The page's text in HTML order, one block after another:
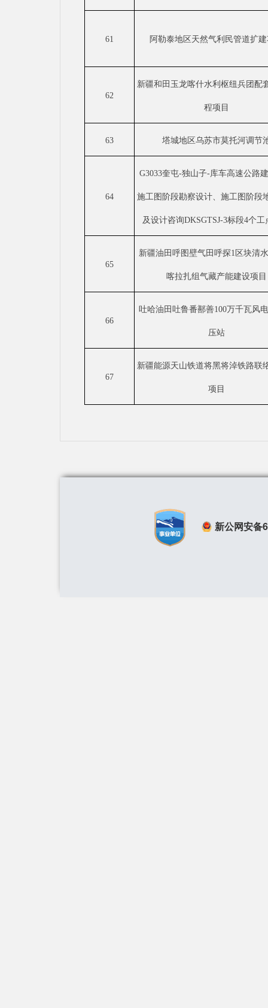
61 阿勒泰地区天然气利民管道扩
62
新疆和田玉龙喀什水利枢纽兵团配
程项目
63 塔城地区乌苏市莫托河调节
64
G3033奎屯-独山子-库车高速公路
施工图阶段勘察设计、施工图阶段
及设计咨询DKSGTSJ-3标段4个工
65
新疆油田呼图壁气田呼探1区块清
喀拉扎组气藏产能建设项目
66
吐哈油田吐鲁番鄯善100万千瓦风
压站
67
新疆能源天山铁道将黑将淖铁路联
项目
新公网安备